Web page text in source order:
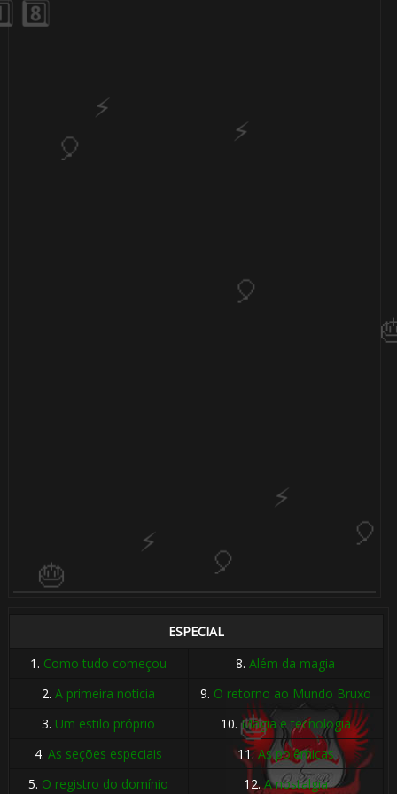
ESPECIAL
1. Como tudo começou 8.Além da magia
2.A primeira notícia 9. O retorno ao Mundo Bruxo
3. Um estilo próprio 10. Magia e tecnologia
4.As seções especiais 11.As polêmicas
5. O registro do domínio 12.A nostalgia